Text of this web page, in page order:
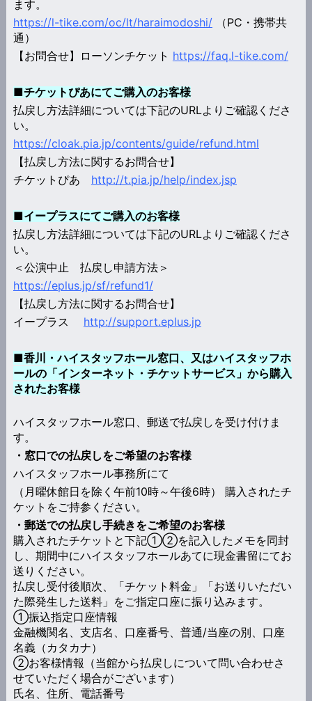
ます。
https://l-tike.com/oc/lt/haraimodoshi/（PC・携帯共
通）
【お問合せ】ローソンチケット https://faq.l-tike.com/
■チケットぴあにてご購入のお客様
払戻し方法詳細については下記のURLよりご確認くださ
い。
https://cloak.pia.jp/contents/guide/refund.html
【払戻し方法に関するお問合せ】
チケットぴあ http://t.pia.jp/help/index.jsp
■イープラスにてご購入のお客様
払戻し方法詳細については下記のURLよりご確認くださ
い。
＜公演中止 払戻し申請方法＞
https://eplus.jp/sf/refund1/
【払戻し方法に関するお問合せ】
イープラス http://support.eplus.jp
■香川・ハイスタッフホール窓口、又はハイスタッフホ
ールの「インターネット・チケットサービス」から購入
されたお客様
ハイスタッフホール窓口、郵送で払戻しを受け付けま
す。
・窓口での払戻しをご希望のお客様
ハイスタッフホール事務所にて
（月曜休館日を除く午前10時～午後6時） 購入されたチ
ケットをご持参ください。
・郵送での払戻し手続きをご希望のお客様
購入されたチケットと下記①②を記入したメモを同封
し、期間中にハイスタッフホールあてに現金書留にてお
送りください。
払戻し受付後順次、「チケット料金」「お送りいただい
た際発生した送料」をご指定口座に振り込みます。
①振込指定口座情報
金融機関名、支店名、口座番号、普通/当座の別、口座
名義（カタカナ）
②お客様情報（当館から払戻しについて問い合わせさ
せていただく場合がございます）
氏名、住所、電話番号